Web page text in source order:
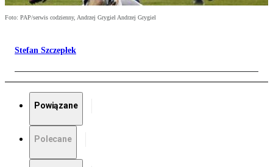
Foto: PAP/serwis codzienny, Andrzej Grygiel Andrzej Grygiel
Stefan Szczepłek
Powiązane
Polecane